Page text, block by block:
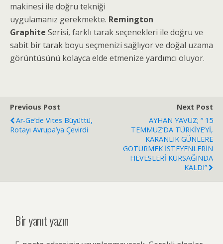
makinesi ile doğru tekniği
uygulamanız gerekmekte. Remington
Graphite Serisi, farklı tarak seçenekleri ile doğru ve
sabit bir tarak boyu seçmenizi sağlıyor ve doğal uzama
görüntüsünü kolayca elde etmenize yardımcı oluyor.
Previous Post
Ar-Ge’de Vites Büyüttü,
Rotayı Avrupa’ya Çevirdi
Next Post
AYHAN YAVUZ; “ 15
TEMMUZ’DA TÜRKİYE’Yİ,
KARANLIK GÜNLERE
GÖTÜRMEK İSTEYENLERİN
HEVESLERİ KURSAĞINDA
KALDI”
Bir yanıt yazın